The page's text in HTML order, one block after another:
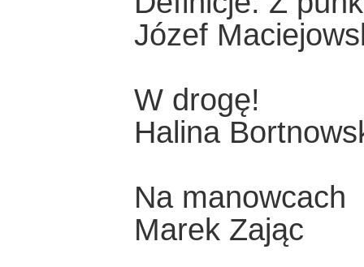
Józef
W drogę!
Halina
Na manowcach
Marek Zając